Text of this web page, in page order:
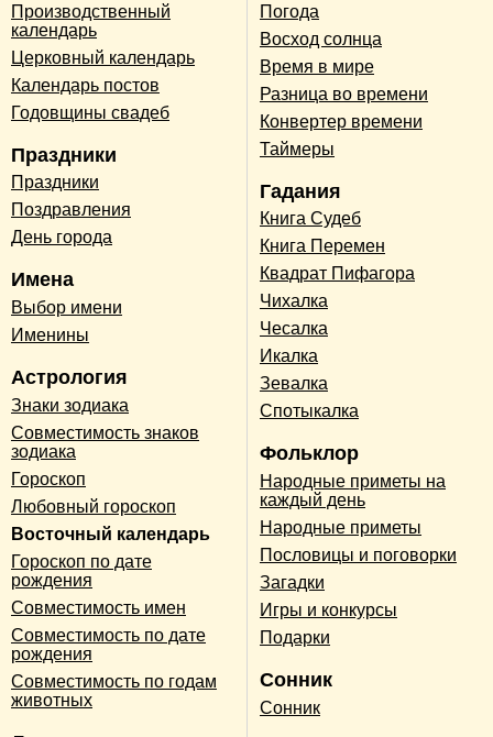
Производственный
календарь
Церковный календарь
Календарь постов
Годовщины свадеб
Праздники
Праздники
Поздравления
День города
Имена
Выбор имени
Именины
Астрология
Знаки зодиака
Совместимость знаков
зодиака
Гороскоп
Любовный гороскоп
Восточный календарь
Гороскоп по дате
рождения
Совместимость имен
Совместимость по дате
рождения
Совместимость по годам
животных
Погода
Восход солнца
Время в мире
Разница во времени
Конвертер времени
Таймеры
Гадания
Книга Судеб
Книга Перемен
Квадрат Пифагора
Чихалка
Чесалка
Икалка
Зевалка
Спотыкалка
Фольклор
Народные приметы на
каждый день
Народные приметы
Пословицы и поговорки
Загадки
Игры и конкурсы
Подарки
Сонник
Сонник